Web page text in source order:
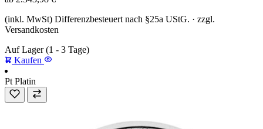
(inkl. MwSt) Differenzbesteuert nach §25a UStG. · zzgl.
Versandkosten
Auf Lager (1 - 3 Tage)
Kaufen
Pt Platin